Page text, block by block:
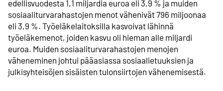
edellisvuodesta 1,1 miljardia euroa eli 3,9 % ja muiden
sosiaaliturvarahastojen menot vähenivät 796 miljoonaa
eli 3,9 %. Työeläkelaitoksilla kasvoivat lähinnä
työeläkemenot, joiden kasvu oli hieman alle miljardi
euroa. Muiden sosiaaliturvarahastojen menojen
väheneminen johtui pääasiassa sosiaalietuuksien ja
julkisyhteisöjen sisäisten tulonsiirtojen vähenemisestä.